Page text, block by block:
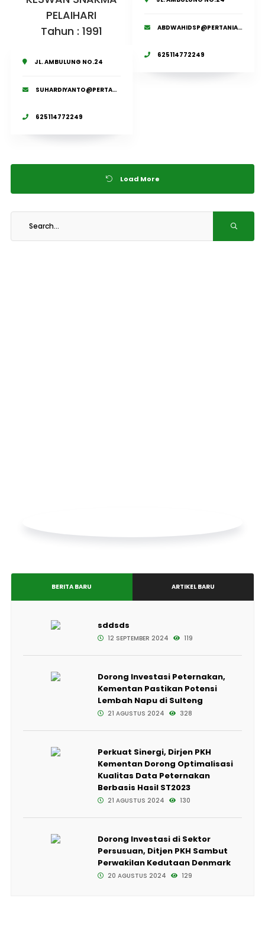
ABDWAHIDSP@PERTANIAN.GO.ID
625114772249
PELAIHARI
Tahun : 1991
JL. AMBULUNG NO.24
SUHARDIYANTO@PERTANIAN.GO.ID
625114772249
Load More
BERITA BARU ARTIKEL BARU
sddsds
12 SEPTEMBER 2024 119
Dorong Investasi Peternakan,
Kementan Pastikan Potensi
Lembah Napu di Sulteng
21 AGUSTUS 2024 328
Perkuat Sinergi, Dirjen PKH
Kementan Dorong Optimalisasi
Kualitas Data Peternakan
Berbasis Hasil ST2023
21 AGUSTUS 2024 130
Dorong Investasi di Sektor
Persusuan, Ditjen PKH Sambut
Perwakilan Kedutaan Denmark
20 AGUSTUS 2024 129